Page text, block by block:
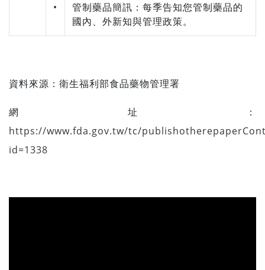
•
管制藥品簡訊：每季告知您管制藥品的
國內、外新知與管理政策。
資料來源： 衛生福利部食品藥物管理署
網址：
https://www.fda.gov.tw/tc/
id=1338